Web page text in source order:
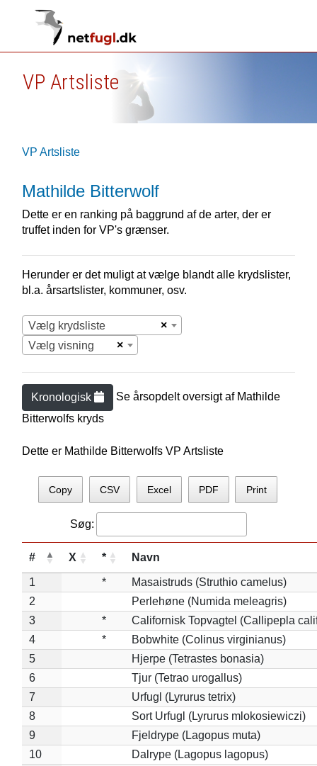
VP Artsliste
VP Artsliste
Mathilde Bitterwolf
Dette er en ranking på baggrund af de arter, der er
truffet inden for VP's grænser.
Herunder er det muligt at vælge blandt alle krydslister,
bl.a. årsartslister, kommuner, osv.
×
Vælg krydsliste
×
Vælg visning
Kronologisk Se årsopdelt oversigt af Mathilde
Bitterwolfs kryds
Dette er Mathilde Bitterwolfs VP Artsliste
Copy CSV Excel PDF Print
Søg:
# X * Navn
1 *
Masaistruds (Struthio camelus)
2
Perlehøne (Numida meleagris)
3
*
Californisk Topvagtel (Callipepla
4
*
Bobwhite (Colinus virginianus)
5
Hjerpe (Tetrastes bonasia)
6
Tjur (Tetrao urogallus)
7
Urfugl (Lyrurus tetrix)
8
Sort Urfugl (Lyrurus mlokosiewiczi)
9
Fjeldrype (Lagopus muta)
10
Dalrype (Lagopus lagopus)